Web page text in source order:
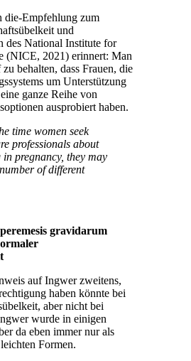
die-Empfehlung zum
und
des National Institute for
(NICE, 2021) erinnert: Man
behalten, dass Frauen, die
um Unterstützung
ganze Reihe von
ausprobiert haben.
time women seek
professionals about
pregnancy, they may
of different
gravidarum
auf Ingwer zweitens,
haben könnte bei
aber nicht bei
wurde in einigen
da eben immer nur als
Formen.